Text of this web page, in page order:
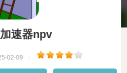
速器npv
02-09